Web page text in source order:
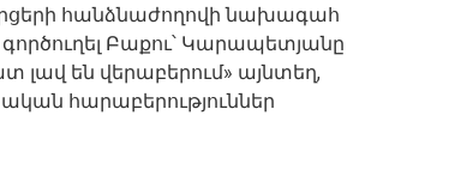
հանձնաժողովի նախագահ
Բաքու՝ Կարապետյանը
լավ են վերաբերում» այնտեղ,
հարաբերություններ